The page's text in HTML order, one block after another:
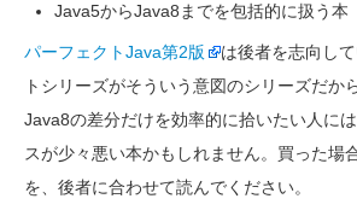
Java5からJava8までを包括的に扱う本
パーフェクトJava第2版
は後者を志向し
トシリーズがそういう意図のシリーズだか
Java8の差分だけを効率的に拾いたい人に
スが少々悪い本かもしれません。買った場
を、後者に合わせて読んでください。